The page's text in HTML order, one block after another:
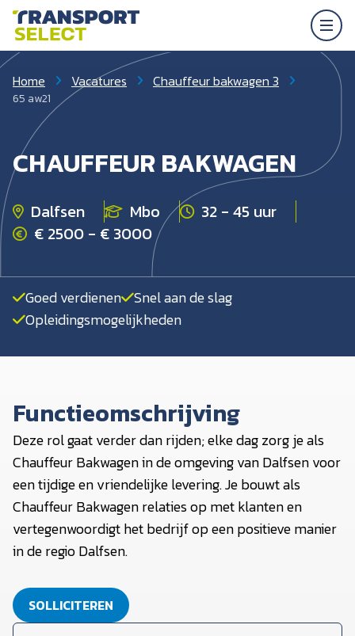
Home Vacatures Chauffeur bakwagen 3
65 aw21
CHAUFFEUR BAKWAGEN
Dalfsen Mbo
32 - 45 uur
€ 2500 - € 3000
Goed verdienen Snel aan de slag
Opleidingsmogelijkheden
Functieomschrijving
Deze rol gaat verder dan rijden; elke dag zorg je als
Chauffeur Bakwagen in de omgeving van Dalfsen voor
een tijdige en vriendelijke levering. Je bouwt als
Chauffeur Bakwagen relaties op met klanten en
vertegenwoordigt het bedrijf op een positieve manier
in de regio Dalfsen.
SOLLICITEREN